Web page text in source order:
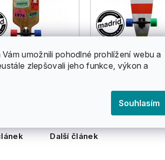
umožnili pohodlné prohlížení webu a
zlepšovali jeho funkce, výkon a
Souhlasím
Další článek